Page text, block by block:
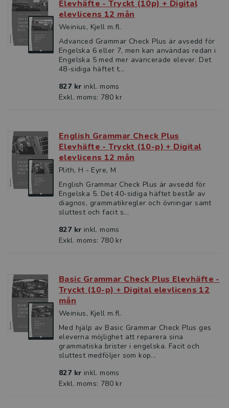
Elevhäfte - Tryckt (10p) + Digital
elevlicens 12 mån
Weinius, Kjell m.fl.
Advanced Grammar Check Plus är avsedd för
Engelska 6 eller 7, men kan användas redan i
Engelska 5 med mer avancerade elever. Det
48-sidiga häftet t...
827 kr inkl. moms
Exkl. moms: 780 kr
English Grammar Check Plus
Elevhäfte - Tryckt (10-p) + Digital
elevlicens 12 mån
Plith, H - Eyre, M
English Grammar Check Plus är avsedd för
Engelska 5. Det 40-sidiga häftet består av
diagnos, grammatikregler och övningar samt
sluttest och facit s...
827 kr inkl. moms
Exkl. moms: 780 kr
Basic Grammar Check Plus Elevhäfte -
Tryckt (10-p) + Digital elevlicens 12
mån
Weinius, Kjell m.fl.
Med hjälp av Basic Grammar Check Plus ges
eleverna möjlighet att reparera sina
grammatiska brister i engelska. Facit och
sluttest medföljer som kop...
827 kr inkl. moms
Exkl. moms: 780 kr